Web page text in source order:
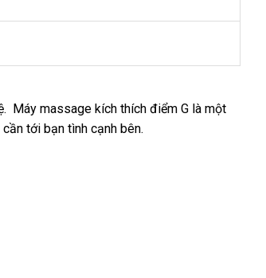
Máy massage kích thích điểm G là một
tới bạn tình cạnh bên.